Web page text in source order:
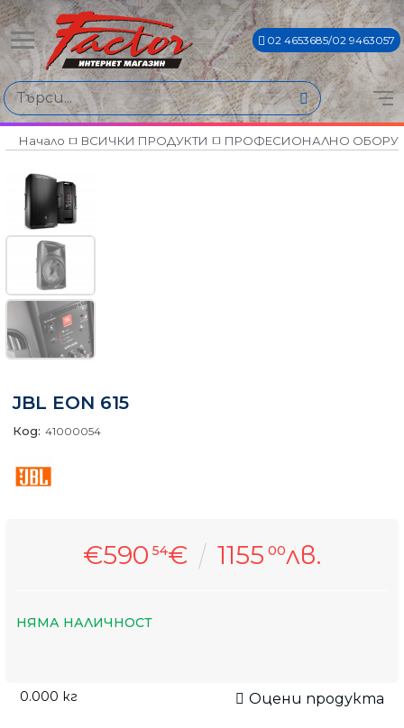
02 4653685/02 9463057
Начало ВСИЧКИ ПРОДУКТИ ПРОФЕСИОНАЛНО
JBL EON 615
Код: 41000054
€590 54€ 1155 00лв.
НЯМА НАЛИЧНОСТ
0.000 кг Оцени продукта